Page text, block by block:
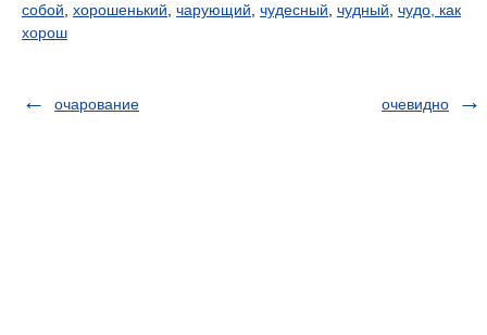
собой хорошенький чарующий чудесный чудный чудо, как
хорош
очарование очевидно